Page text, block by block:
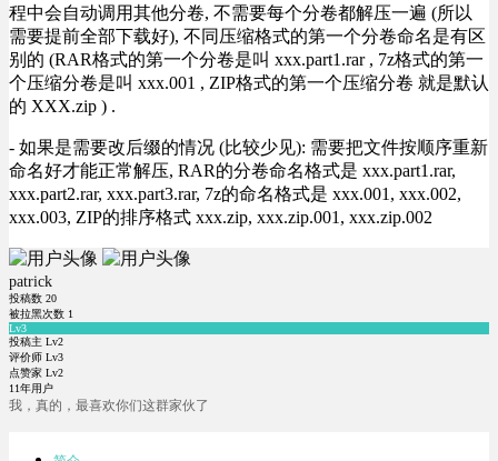
程中会自动调用其他分卷, 不需要每个分卷都解压一遍 (所以
需要提前全部下载好), 不同压缩格式的第一个分卷命名是有区
别的 (RAR格式的第一个分卷是叫 xxx.part1.rar , 7z格式的第一
个压缩分卷是叫 xxx.001 , ZIP格式的第一个压缩分卷 就是默认
的 XXX.zip ) .
- 如果是需要改后缀的情况 (比较少见): 需要把文件按顺序重新
命名好才能正常解压, RAR的分卷命名格式是 xxx.part1.rar,
xxx.part2.rar, xxx.part3.rar, 7z的命名格式是 xxx.001, xxx.002,
xxx.003, ZIP的排序格式 xxx.zip, xxx.zip.001, xxx.zip.002
patrick
投稿数 20
被拉黑次数 1
Lv3
投稿主 Lv2
评价师 Lv3
点赞家 Lv2
11年用户
我，真的，最喜欢你们这群家伙了